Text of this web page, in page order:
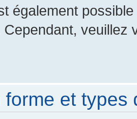
également
Cependant,
forme et types